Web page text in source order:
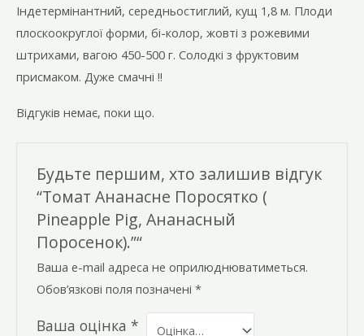
Індетермінантний, середньостиглий, кущ 1,8 м. Плоди
плоскоокруглої форми, бі-колор, жовті з рожевими
штрихами, вагою 450-500 г. Солодкі з фруктовим
присмаком. Дуже смачні !!
Відгуків немає, поки що.
Будьте першим, хто залишив відгук
“Томат Ананасне Поросятко (
Pineapple Pig, Ананасный
Поросенок).”“
Ваша e-mail адреса не оприлюднюватиметься.
Обов’язкові поля позначені*
Ваша оцінка*